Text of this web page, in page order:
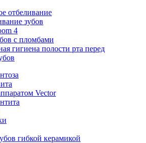
отбеливание
зубов
4
с пломбами
гигиена полости рта перед
Vector
гибкой керамикой